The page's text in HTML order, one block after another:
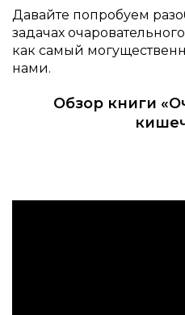
Давайте попробуем
задачах
как самый
нами.
Обзор книги